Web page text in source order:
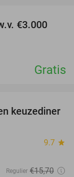
€3.000
Gratis
30%
keuzediner
9.7 star
Regulier €15,70